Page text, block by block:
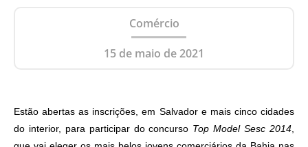
Comércio
15 de maio de 2021
Estão abertas as inscrições, em Salvador e mais cinco cidades
do interior, para participar do concurso Top Model Sesc 2014